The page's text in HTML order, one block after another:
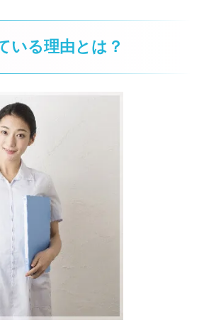
いる理由とは？